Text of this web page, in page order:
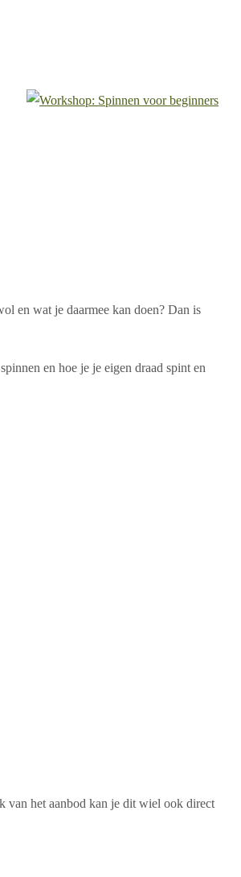
en wat je daarmee kan doen? Dan is
en hoe je je eigen draad spint en
van het aanbod kan je dit wiel ook direct